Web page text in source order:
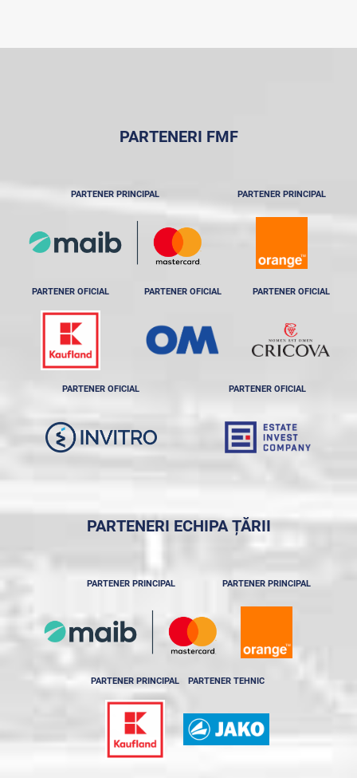
PARTENERI FMF
PARTENER PRINCIPAL PARTENER PRINCIPAL
PARTENER OFICIAL PARTENER OFICIAL PARTENER OFICIAL
PARTENER OFICIAL PARTENER OFICIAL
PARTENERI ECHIPA ȚĂRII
PARTENER PRINCIPAL PARTENER PRINCIPAL
PARTENER PRINCIPAL PARTENER TEHNIC